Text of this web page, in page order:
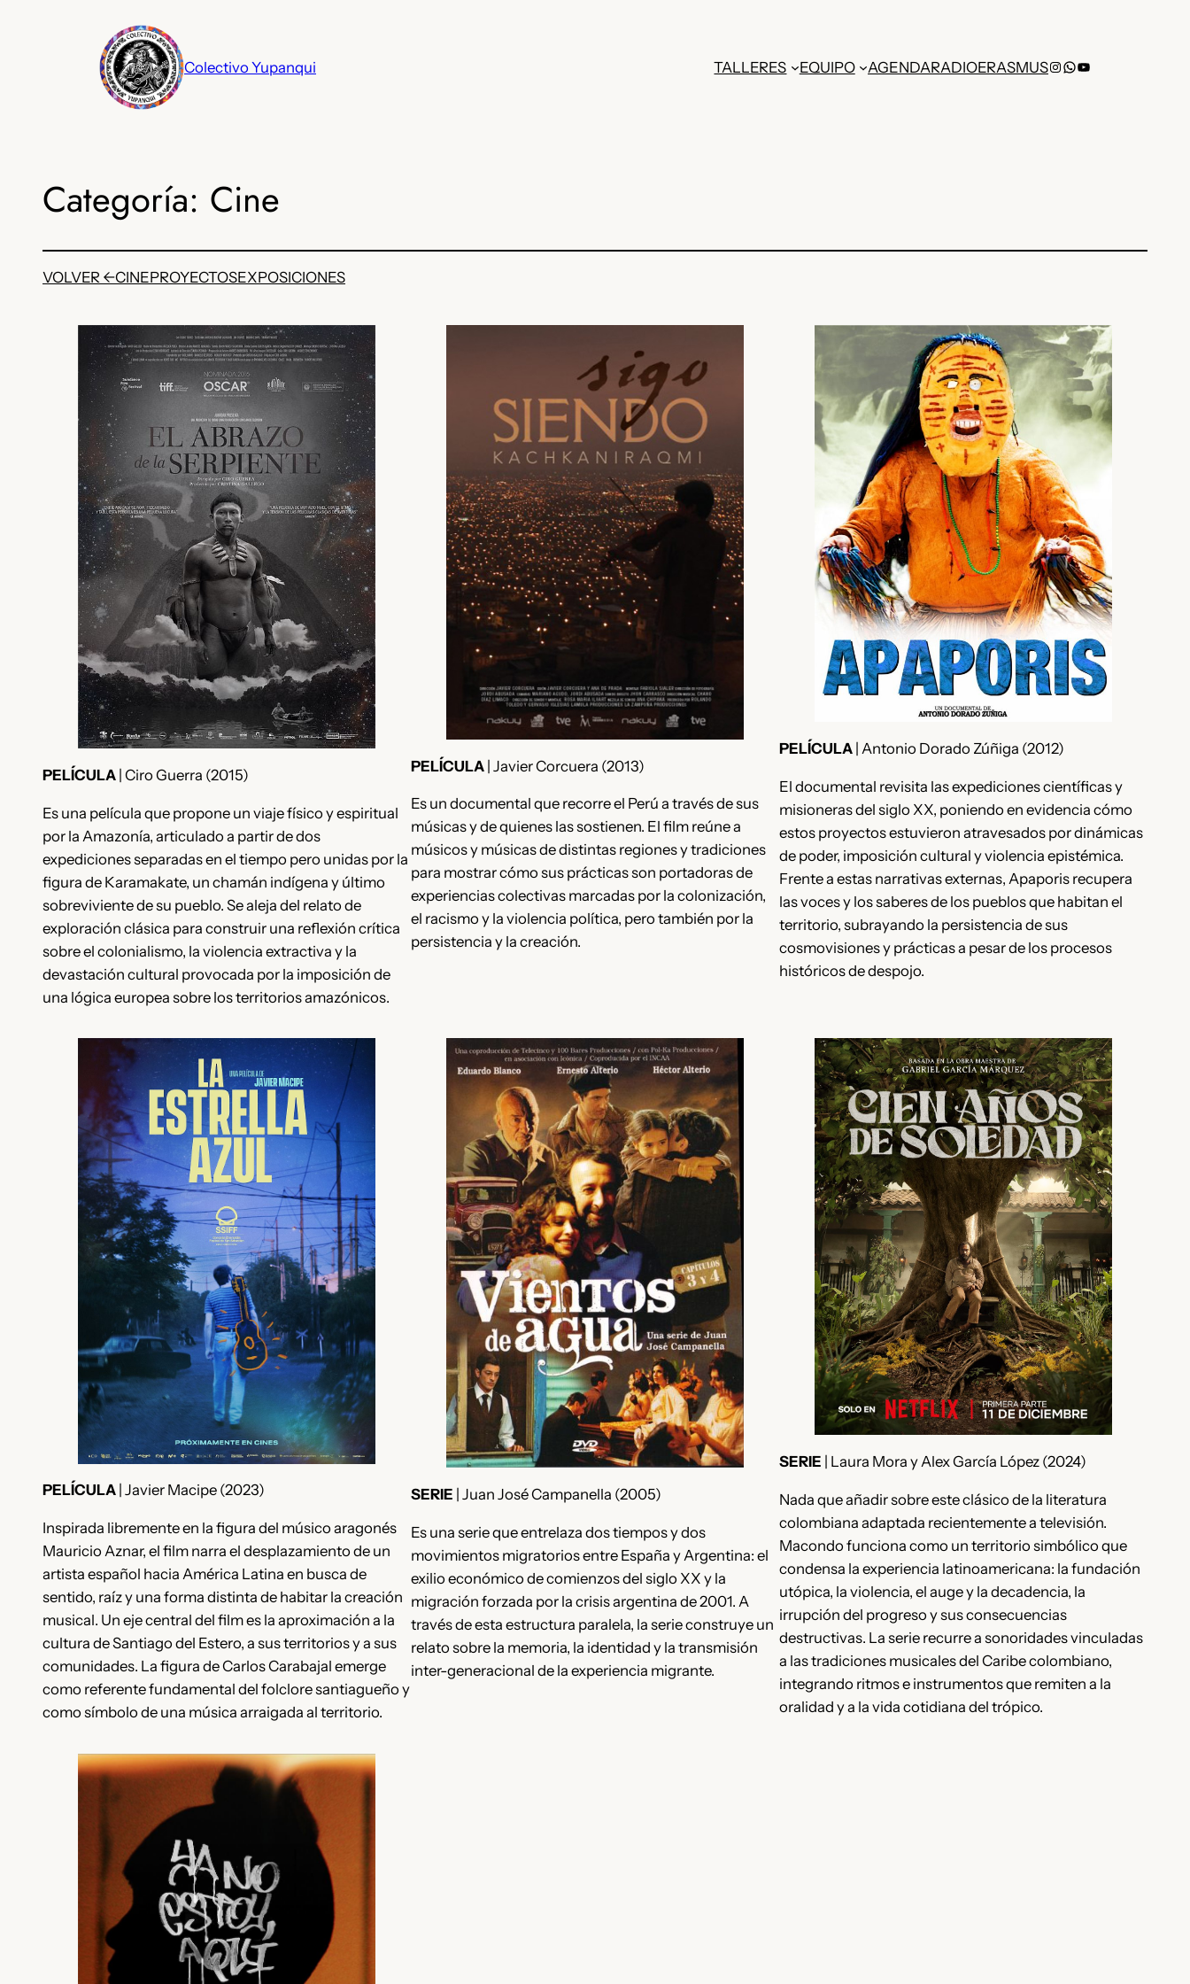
Colectivo Yupanqui TALLERES EQUIPO AGENDARADIOERASMUSInstagram
WhatsApp
YouTube
Categoría: Cine
VOLVER ←CINEPROYECTOSEXPOSICIONES
PELÍCULA | Ciro Guerra (2015)
Es una película que propone un viaje físico y espiritual
por la Amazonía, articulado a partir de dos
expediciones separadas en el tiempo pero unidas por la
figura de Karamakate, un chamán indígena y último
sobreviviente de su pueblo. Se aleja del relato de
exploración clásica para construir una reflexión crítica
sobre el colonialismo, la violencia extractiva y la
devastación cultural provocada por la imposición de
una lógica europea sobre los territorios amazónicos.
PELÍCULA | Javier Corcuera (2013)
Es un documental que recorre el Perú a través de sus
músicas y de quienes las sostienen. El film reúne a
músicos y músicas de distintas regiones y tradiciones
para mostrar cómo sus prácticas son portadoras de
experiencias colectivas marcadas por la colonización,
el racismo y la violencia política, pero también por la
persistencia y la creación.
PELÍCULA | Antonio Dorado Zúñiga (2012)
El documental revisita las expediciones científicas y
misioneras del siglo XX, poniendo en evidencia cómo
estos proyectos estuvieron atravesados por dinámicas
de poder, imposición cultural y violencia epistémica.
Frente a estas narrativas externas, Apaporis recupera
las voces y los saberes de los pueblos que habitan el
territorio, subrayando la persistencia de sus
cosmovisiones y prácticas a pesar de los procesos
históricos de despojo.
PELÍCULA | Javier Macipe (2023)
Inspirada libremente en la figura del músico aragonés
Mauricio Aznar, el film narra el desplazamiento de un
artista español hacia América Latina en busca de
sentido, raíz y una forma distinta de habitar la creación
musical. Un eje central del film es la aproximación a la
cultura de Santiago del Estero, a sus territorios y a sus
comunidades. La figura de Carlos Carabajal emerge
como referente fundamental del folclore santiagueño y
como símbolo de una música arraigada al territorio.
SERIE | Juan José Campanella (2005)
Es una serie que entrelaza dos tiempos y dos
movimientos migratorios entre España y Argentina: el
exilio económico de comienzos del siglo XX y la
migración forzada por la crisis argentina de 2001. A
través de esta estructura paralela, la serie construye un
relato sobre la memoria, la identidad y la transmisión
inter-generacional de la experiencia migrante.
SERIE | Laura Mora y Alex García López (2024)
Nada que añadir sobre este clásico de la literatura
colombiana adaptada recientemente a televisión.
Macondo funciona como un territorio simbólico que
condensa la experiencia latinoamericana: la fundación
utópica, la violencia, el auge y la decadencia, la
irrupción del progreso y sus consecuencias
destructivas. La serie recurre a sonoridades vinculadas
a las tradiciones musicales del Caribe colombiano,
integrando ritmos e instrumentos que remiten a la
oralidad y a la vida cotidiana del trópico.